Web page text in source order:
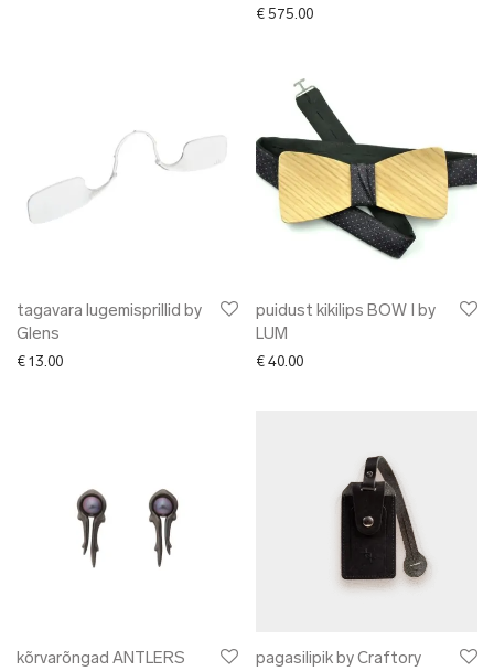
€ 575.00
tagavara lugemisprillid by
Glens
€ 13.00
puidust kikilips BOW I by
LUM
€ 40.00
kõrvarõngad ANTLERS
pagasilipik by Craftory